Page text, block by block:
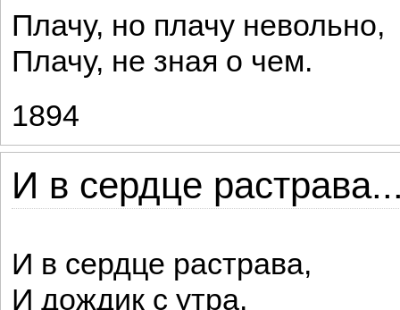
Плачу, но плачу невольно,
Плачу, не зная о чем.
1894
И в сердце
И в сердце растрава,
И дождик с утра.